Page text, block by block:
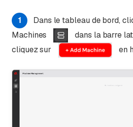
1
Dans le tableau de bord,
Machines
dans la barre
cliquez sur
en